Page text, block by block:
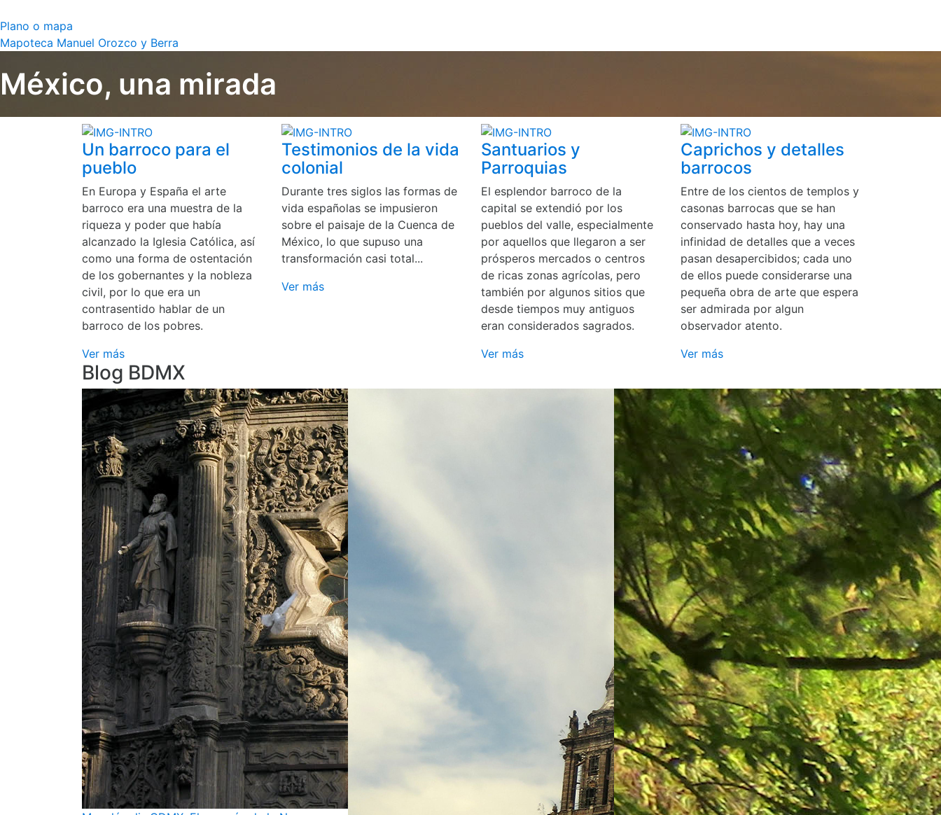
Plano o mapa
Mapoteca Manuel Orozco y Berra
México, una mirada
Un barroco para el
pueblo
En Europa y España el arte
barroco era una muestra de la
riqueza y poder que había
alcanzado la Iglesia Católica, así
como una forma de ostentación
de los gobernantes y la nobleza
civil, por lo que era un
contrasentido hablar de un
barroco de los pobres.
Ver más
Testimonios de la vida
colonial
Durante tres siglos las formas de
vida españolas se impusieron
sobre el paisaje de la Cuenca de
México, lo que supuso una
transformación casi total...
Ver más
Santuarios y
Parroquias
El esplendor barroco de la
capital se extendió por los
pueblos del valle, especialmente
por aquellos que llegaron a ser
prósperos mercados o centros
de ricas zonas agrícolas, pero
también por algunos sitios que
desde tiempos muy antiguos
eran considerados sagrados.
Ver más
Caprichos y detalles
barrocos
Entre de los cientos de templos y
casonas barrocas que se han
conservado hasta hoy, hay una
infinidad de detalles que a veces
pasan desapercibidos; cada uno
de ellos puede considerarse una
pequeña obra de arte que espera
ser admirada por algun
observador atento.
Ver más
Blog BDMX